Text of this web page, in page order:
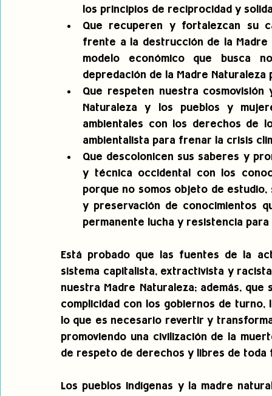
los principios de reciprocidad y
Que recuperen y fortalezcan su
frente a la destrucción de la Madre
modelo económico que busca
depredación de la Madre
Que respeten nuestra
Naturaleza y los pueblos y
ambientales con los derechos de
ambientalista para frenar la crisis
Que descolonicen sus saberes y
y técnica occidental con los
porque no somos objeto de
y preservación de conocimientos
permanente lucha y resistencia
Está probado que las fuentes de la
sistema capitalista, extractivista y
nuestra Madre Naturaleza; además,
complicidad con los gobiernos de
lo que es necesario revertir y
promoviendo una civilización de la
de respeto de derechos y libres de toda
Los pueblos indígenas y la madre